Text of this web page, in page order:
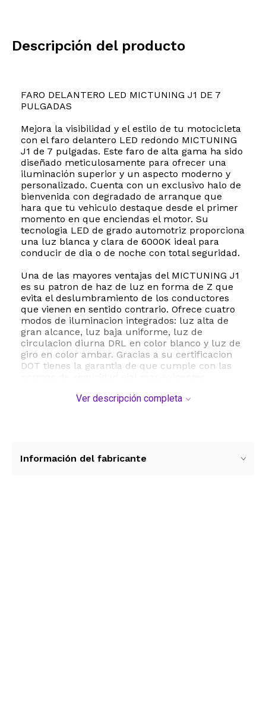
Descripción del producto
FARO DELANTERO LED MICTUNING J1 DE 7
PULGADAS
Mejora la visibilidad y el estilo de tu motocicleta
con el faro delantero LED redondo MICTUNING
J1 de 7 pulgadas. Este faro de alta gama ha sido
diseñado meticulosamente para ofrecer una
iluminación superior y un aspecto moderno y
personalizado. Cuenta con un exclusivo halo de
bienvenida con degradado de arranque que
hara que tu vehiculo destaque desde el primer
momento en que enciendas el motor. Su
tecnologia LED de grado automotriz proporciona
una luz blanca y clara de 6000K ideal para
conducir de dia o de noche con total seguridad.
Una de las mayores ventajas del MICTUNING J1
es su patron de haz de luz en forma de Z que
evita el deslumbramiento de los conductores
que vienen en sentido contrario. Ofrece cuatro
modos de iluminacion integrados: luz alta de
gran alcance, luz baja uniforme, luz de
circulacion diurna DRL en color blanco y luz de
giro en color ambar. Gracias a su certificacion
DOT tienes la garantia de que cumple con las
Construido para durar, este faro posee una
total al agua, polvo y vibraciones, garantizando
Ver descripción completa
Información del fabricante